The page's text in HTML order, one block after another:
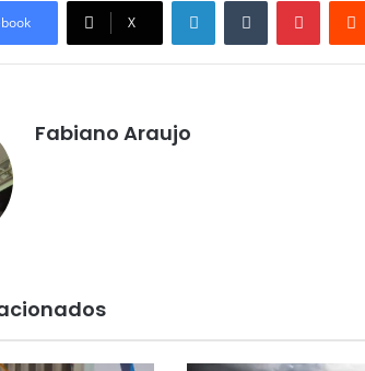
X
Fabiano Araujo